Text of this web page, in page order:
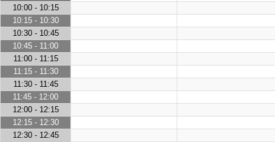
10:00 - 10:15
10:15 - 10:30
10:30 - 10:45
10:45 - 11:00
11:00 - 11:15
11:15 - 11:30
11:30 - 11:45
11:45 - 12:00
12:00 - 12:15
12:15 - 12:30
12:30 - 12:45